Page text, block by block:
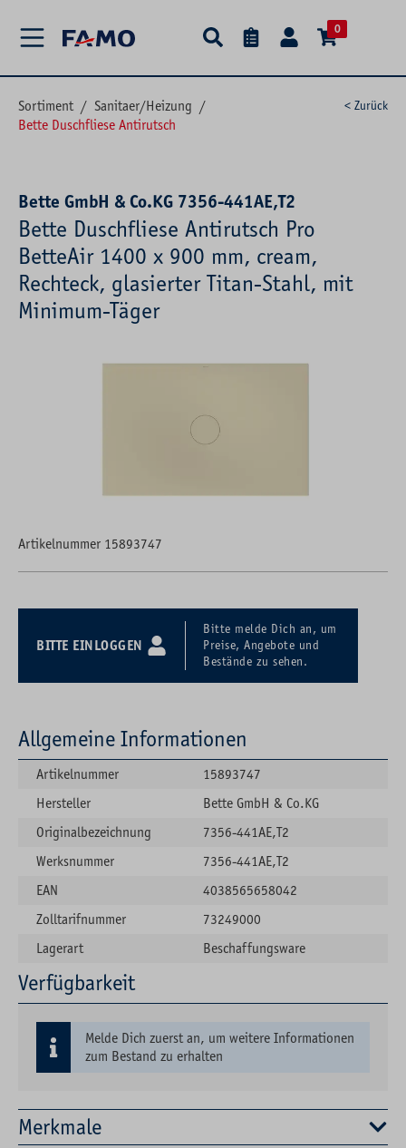
0
Sortiment / Sanitaer/Heizung /
Bette Duschfliese Antirutsch
< Zurück
Bette GmbH & Co.KG 7356-441AE,T2
Bette Duschfliese Antirutsch Pro
BetteAir 1400 x 900 mm, cream,
Rechteck, glasierter Titan-Stahl, mit
Minimum-Täger
Artikelnummer 15893747
BITTE EINLOGGEN
Bitte melde Dich an, um
Preise, Angebote und
Bestände zu sehen.
Merkmale
Allgemeine Informationen
Artikelnummer
15893747
Hersteller
Bette GmbH & Co.KG
Originalbezeichnung
7356-441AE,T2
Werksnummer
7356-441AE,T2
EAN
4038565658042
Zolltarifnummer
73249000
Lagerart
Beschaffungsware
Verfügbarkeit
Melde Dich zuerst an, um weitere Informationen
zum Bestand zu erhalten